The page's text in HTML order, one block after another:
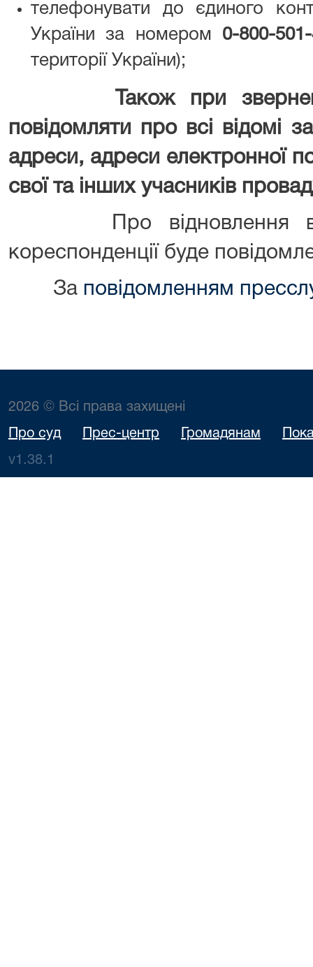
телефонувати до єдиного
України за номером 0-800-
території України);
Також при
повідомляти про всі відомі
адреси, адреси електронної
свої та інших учасників
Про відновлення
кореспонденції буде
За повідомленням
2026 © Всі права захищені
Про суд Прес-центр Громадянам
v1.38.1